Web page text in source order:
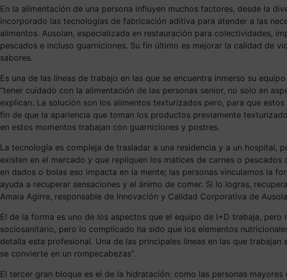
En la alimentación de una persona influyen muchos factores, desde la
incorporado las tecnologías de fabricación aditiva para atender a las
alimentos. Ausolan, especializada en restauración para colectividades,
pescados e incluso guarniciones. Su fin último es mejorar la calidad de
sabores.
Es una de las líneas de trabajo en las que se encuentra inmerso su
“tener cuidado con la alimentación de las personas senior, no solo en
explican. La solución son los alimentos texturizados pero, para que estos
fin de que la apariencia que toman los productos previamente
en estos momentos trabajan con guarniciones y postres.
La tecnología es compleja de trasladar a una residencia y a un hospital,
existen en el mercado y que repliquen los matices de carnes o pescados
en dados o bolas eso impacta en la mente; las personas vinculamos la
ayuda a recuperar sensaciones y el ánimo de comer. Si lo logras,
Amaia Agirre, responsable de Innovación y Calidad Corporativa de
El de la forma es uno de los aspectos que el equipo de I+D trabaja, pero
sociosanitario, pero lo complicado ha sido que los elementos
detalla esta profesional. Una de las principales líneas en las que
se convierte en un rompecabezas”.
El tercer gran bloque es el de la hidratación: como las personas